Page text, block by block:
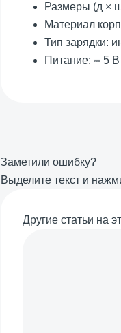
Размеры (д ×
Материал
Тип зарядки:
Питание: ⎓ 5 В
Заметили ошибку?
Выделите текст и
Другие статьи на